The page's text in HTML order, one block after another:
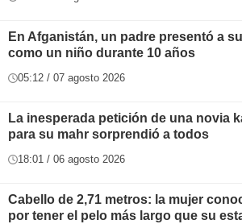
En Afganistán, un padre presentó a
como un niño durante 10 años
05:12 / 07 agosto 2026
La inesperada petición de una novia
para su mahr sorprendió a todos
18:01 / 06 agosto 2026
Cabello de 2,71 metros: la mujer
por tener el pelo más largo que su